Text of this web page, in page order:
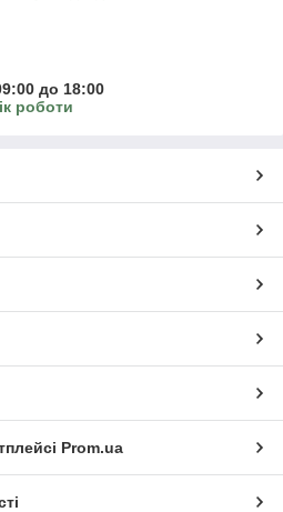
до 18:00
роботи
Prom.ua